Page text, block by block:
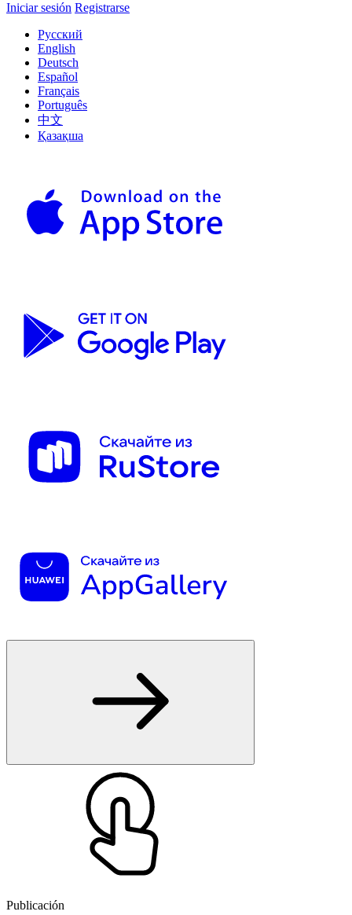
Iniciar sesión Registrarse
Русский
English
Deutsch
Español
Français
Português
中文
Қазақша
Publicación